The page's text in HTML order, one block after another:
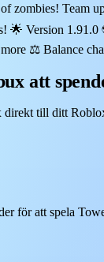
zombies! Team
🌟 Version
⚖️ Balance
att
direkt till ditt
för att spela